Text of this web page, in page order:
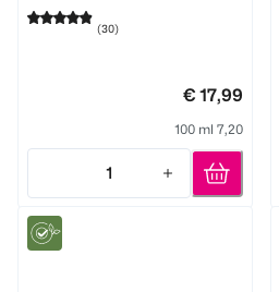
(30)
€ 17,99
100 ml 7,20
1
Quantity: 1